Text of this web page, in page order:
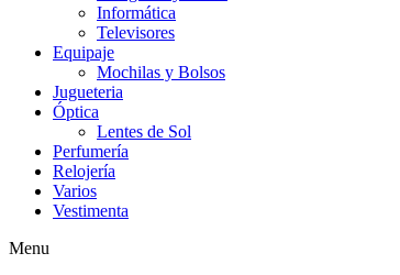
Informática
Televisores
Equipaje
Mochilas y Bolsos
Jugueteria
Óptica
Lentes de Sol
Perfumería
Relojería
Varios
Vestimenta
Menu